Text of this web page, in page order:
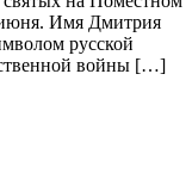
Имя Дмитрия
русской
войны […]